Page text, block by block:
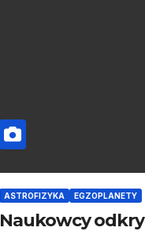
ASTROFIZYKA EGZOPLANETY
Naukowcy